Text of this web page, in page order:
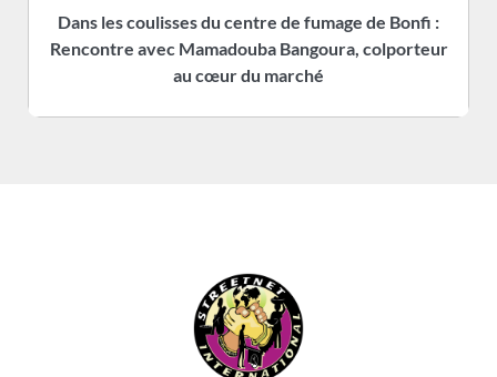
Dans les coulisses du centre de fumage de Bonfi :
Rencontre avec Mamadouba Bangoura, colporteur
au cœur du marché